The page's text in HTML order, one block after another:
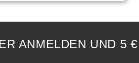
ANMELDEN UND 5